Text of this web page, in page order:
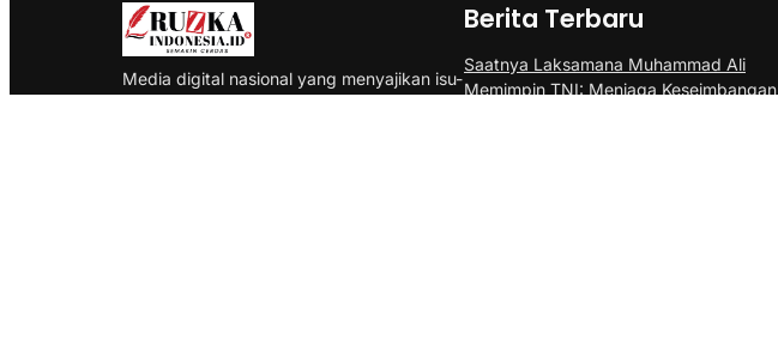
Media digital nasional yang menyajikan isu-
Berita Terbaru
Saatnya Laksamana Muhammad Ali
Memimpin TNI: Menjaga Keseimbangan